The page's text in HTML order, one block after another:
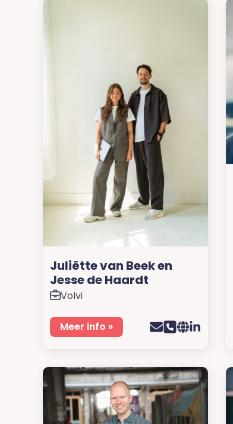
Juliëtte van Beek en
Jesse de Haardt
Volvi
Meer info »